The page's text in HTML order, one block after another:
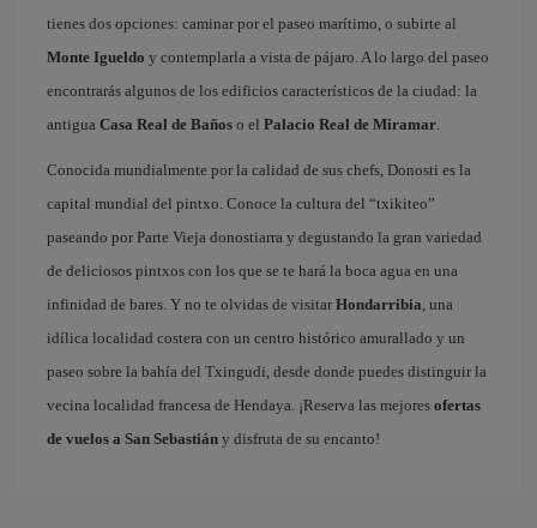
tienes dos opciones: caminar por el paseo marítimo, o subirte al
Monte Igueldo y contemplarla a vista de pájaro. A lo largo del paseo
encontrarás algunos de los edificios característicos de la ciudad: la
antigua Casa Real de Baños o el Palacio Real de Miramar
Conocida mundialmente por la calidad de sus chefs, Donosti es la
capital mundial del pintxo. Conoce la cultura del “txikiteo”
paseando por Parte Vieja donostiarra y degustando la gran variedad
de deliciosos pintxos con los que se te hará la boca agua en una
infinidad de bares. Y no te olvidas de visitar Hondarribia , una
idílica localidad costera con un centro histórico amurallado y un
paseo sobre la bahía del Txingudi, desde donde puedes distinguir la
vecina localidad francesa de Hendaya. ¡Reserva las mejores ofertas
de vuelos a San Sebastián y disfruta de su encanto!